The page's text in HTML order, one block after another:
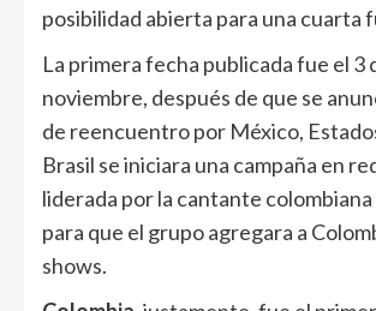
posibilidad abierta para una cuarta
La primera fecha publicada fue el 3
noviembre, después de que se
de reencuentro por México,
Brasil se iniciara una campaña en
liderada por la cantante colombiana
para que el grupo agregara a
shows.